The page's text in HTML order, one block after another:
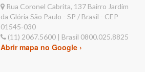
Rua Coronel Cabrita, 137 Bairro Jardim
da Glória São Paulo - SP / Brasil - CEP
01545-030
(11) 2067.5600 | Brasil 0800.025.8825
Abrir mapa no Google ›